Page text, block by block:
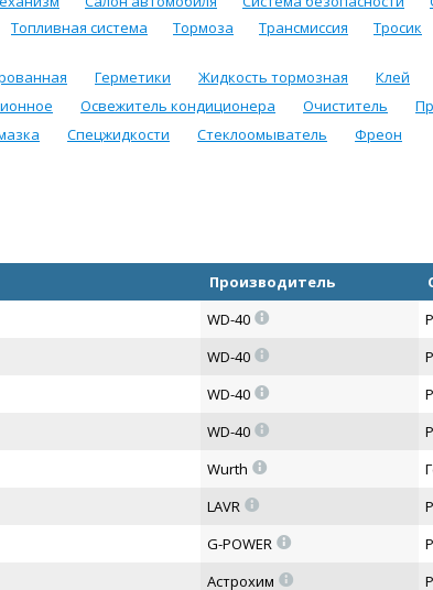
Топливная система Тормоза Трансмиссия Тросик
Герметики Жидкость тормозная Клей
Освежитель кондиционера Очиститель
Спецжидкости Стеклоомыватель Фреон
Производитель
WD-40 =
WD-40 =
WD-40 =
WD-40 =
Wurth =
LAVR =
G-POWER =
Астрохим =